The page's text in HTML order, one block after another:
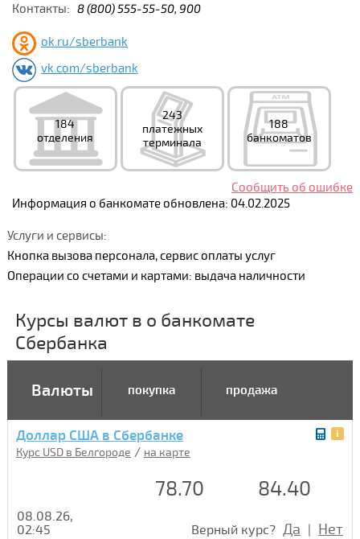
Контакты: 8 (800) 555-55-50, 900
ok.ru/sberbank
vk.com/sberbank
184
отделения
243
платежных
терминала
188
банкоматов
Сообщить об ошибке
Информация о банкомате обновлена: 04.02.2025
Услуги и сервисы:
Кнопка вызова персонала, сервис оплаты услуг
Операции со счетами и картами: выдача наличности
Курсы валют в о банкомате
Сбербанка
Валюты покупка продажа
Доллар США в Сбербанке
Курс USD в Белгороде / на карте
78.70 84.40
08.08.26,
02:45
Верный курс? Да | Нет